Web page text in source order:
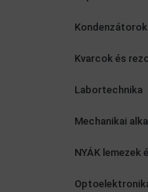
Kondenzátorok
Kvarcok és
Labortechnika
Mechanikai
NYÁK lemezek